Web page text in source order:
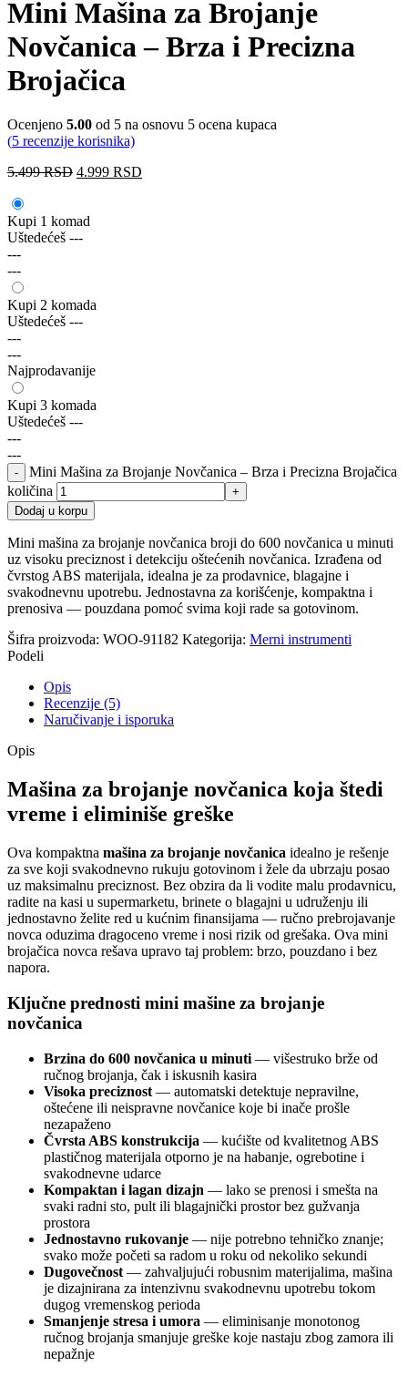
Mini Mašina za Brojanje
Novčanica – Brza i Precizna
Brojačica
Ocenjeno 5.00 od 5 na osnovu 5 ocena kupaca
(5 recenzije korisnika)
5.499RSD 4.999 RSD
Kupi 1 komad
Uštedećeš ---
---
---
Kupi 2 komada
Uštedećeš ---
---
---
Najprodavanije
Kupi 3 komada
Uštedećeš ---
---
---
Mini Mašina za Brojanje Novčanica – Brza i Precizna Brojačica
količina
Dodaj u korpu
Mini mašina za brojanje novčanica broji do 600 novčanica u minuti
uz visoku preciznost i detekciju oštećenih novčanica. Izrađena od
čvrstog ABS materijala, idealna je za prodavnice, blagajne i
svakodnevnu upotrebu. Jednostavna za korišćenje, kompaktna i
prenosiva — pouzdana pomoć svima koji rade sa gotovinom.
Šifra proizvoda: WOO-91182 Kategorija: Merni instrumenti
Podeli
Opis
Recenzije (5)
Naručivanje i isporuka
Opis
Mašina za brojanje novčanica koja štedi
vreme i eliminiše greške
Ova kompaktna mašina za brojanje novčanica idealno je rešenje
za sve koji svakodnevno rukuju gotovinom i žele da ubrzaju posao
uz maksimalnu preciznost. Bez obzira da li vodite malu prodavnicu,
radite na kasi u supermarketu, brinete o blagajni u udruženju ili
jednostavno želite red u kućnim finansijama — ručno prebrojavanje
novca oduzima dragoceno vreme i nosi rizik od grešaka. Ova mini
brojačica novca rešava upravo taj problem: brzo, pouzdano i bez
napora.
Ključne prednosti mini mašine za brojanje
novčanica
Brzina do 600 novčanica u minuti — višestruko brže od
ručnog brojanja, čak i iskusnih kasira
Visoka preciznost — automatski detektuje nepravilne,
oštećene ili neispravne novčanice koje bi inače prošle
nezapaženo
Čvrsta ABS konstrukcija — kućište od kvalitetnog ABS
plastičnog materijala otporno je na habanje, ogrebotine i
svakodnevne udarce
Kompaktan i lagan dizajn — lako se prenosi i smešta na
svaki radni sto, pult ili blagajnički prostor bez gužvanja
prostora
Jednostavno rukovanje — nije potrebno tehničko znanje;
svako može početi sa radom u roku od nekoliko sekundi
Dugovečnost — zahvaljujući robusnim materijalima, mašina
je dizajnirana za intenzivnu svakodnevnu upotrebu tokom
dugog vremenskog perioda
Smanjenje stresa i umora — eliminisanje monotonog
ručnog brojanja smanjuje greške koje nastaju zbog zamora ili
nepažnje